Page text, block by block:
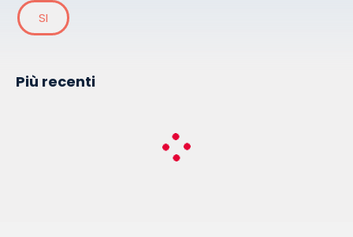
SI
Più recenti